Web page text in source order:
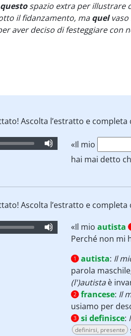
questospazio extra per illustrare
il fidanzamento, maquelvaso
aver deciso di festeggiare con
Ascolta l’estratto e
«Il mio
hai mai detto
Ascolta l’estratto e
«Il mio autista
Perché non mi
1 autista: Il
parola maschile
(l')autistaè
2 francese: Il
usiamo per
3 si definisce:
definirsi, presente